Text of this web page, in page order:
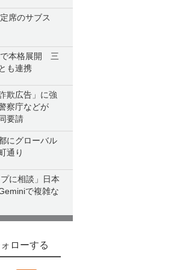
席のサブス
で本格展開 三
も連携
欺広告」に強
察庁などが
要請
にグローバル
通り
プに相談」日本
で複雑な
ローする